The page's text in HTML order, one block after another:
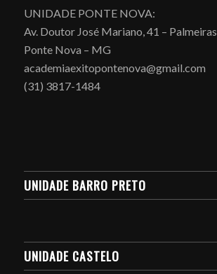
UNIDADE PONTE NOVA:
Av. Doutor José Mariano, 41 – Palmeiras,
Ponte Nova – MG
academiaexitopontenova@gmail.com
(31) 3817-1484
UNIDADE BARRO PRETO
UNIDADE CASTELO